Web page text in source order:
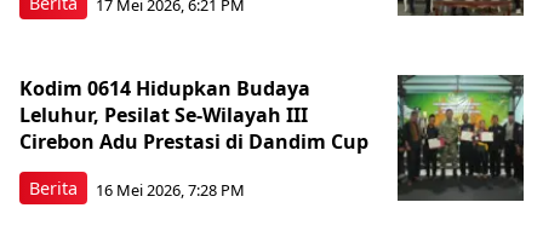
Berita
Kodim 0614 Hidupkan Budaya
Leluhur, Pesilat Se-Wilayah III
Cirebon Adu Prestasi di Dandim Cup
16 Mei 2026, 7:28 PM